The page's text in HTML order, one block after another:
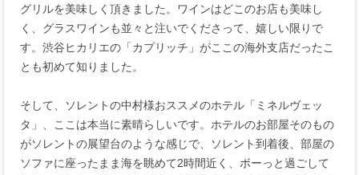
グリルを美味しく頂きました。ワインはどこのお店も美味し
く、グラスワインも並々と注いでくださって、嬉しい限りで
す。渋谷ヒカリエの「カプリッチ」がここの海外支店だったこ
とも初めて知りました。
そして、ソレントの中村様おススメのホテル「ミネルヴェッ
タ」、ここは本当に素晴らしいです。ホテルのお部屋そのもの
がソレントの展望台のような感じで、ソレント到着後、部屋の
ソファに座ったまま海を眺めて2時間近く、ボーっと過ごして